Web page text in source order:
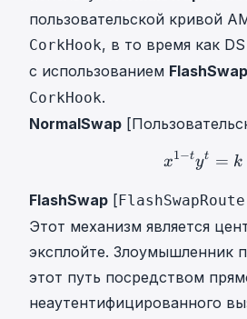
пользовательской кривой
CorkHook, в то время как
с использованием FlashSwap
CorkHook.
NormalSwap
x 1−ty
x1−tyt = k
FlashSwap [
Этот механизм является
эксплойте. Злоумышленник
этот путь посредством
неаутентифицированного